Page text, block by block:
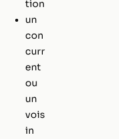
tion
un
con
curr
ent
ou
un
vois
in